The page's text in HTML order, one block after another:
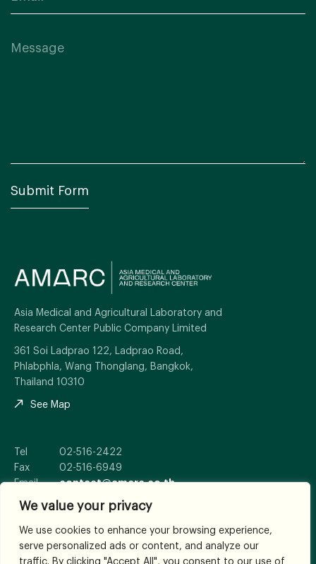
We value your privacy
We use cookies to enhance your browsing experience,
serve personalized ads or content, and analyze our
traffic. By clicking "Accept All", you consent to our use of
Asia Medical and Agricultural Laboratory and
Research Center Public Company Limited
361 Soi Ladprao 122, Ladprao Road,
Phlabphla, Wang Thonglang, Bangkok,
Thailand 10310
See Map
Tel
02-516-2422
Fax
02-516-6949
Email
contact@amarc.co.th
© 2026
All Rights Reserved.